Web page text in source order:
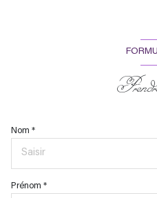
Nom *
Prénom *